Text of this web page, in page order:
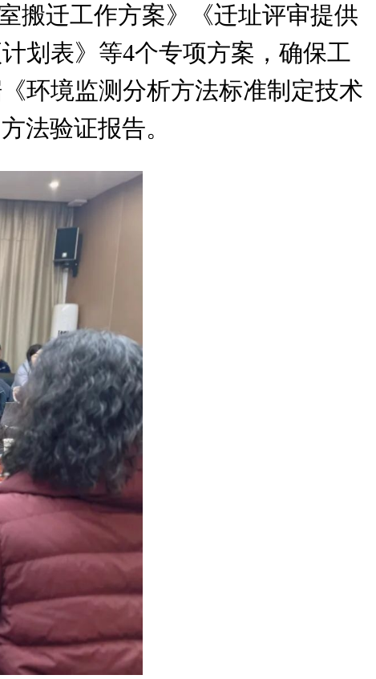
搬迁工作方案》《迁址评审提供
划表》等4个专项方案，确保工
环境监测分析方法标准制定技术
法验证报告。